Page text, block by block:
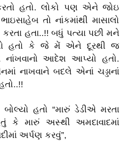
હતો. લોકો પણ એને જોઇ
તો નાંકમાંથી માસાલો
હતા..!! બધું પત્યા પછી મને
હતો કે જે મેં એને દૂરથી જ
નાંખવાનો આદેશ આપ્યો હતો.
નાખવાને બદલે એનાં ચડ્ડાનાં
હતો “મારું ડેડીએ મરતા
કે મારું અસ્થી અમદાવાદમાં
અર્પણ કરવું”,